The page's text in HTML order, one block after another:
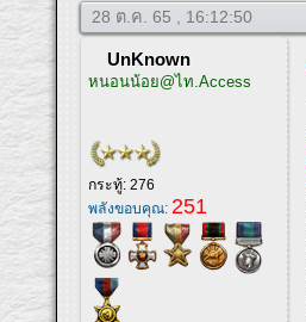
28 ต.ค. 65 , 16:12:50
UnKnown
หนอนน้อย@ไท.Access
กระทู้: 276
พลังขอบคุณ: 251